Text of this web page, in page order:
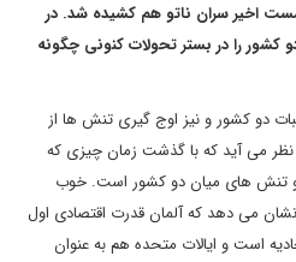
اخیر سران ناتو هم کشیده شد. در
را در بستر تحولات کنونی چگونه
دو کشور و نیز اوج گیری تنش ها از
نظر می آید که با گذشت زمان چیزی که
و تنش های میان دو کشور است. خوب
می دهد که آلمان قدرت اقتصادی اول
است و ایالات متحده هم به عنوان